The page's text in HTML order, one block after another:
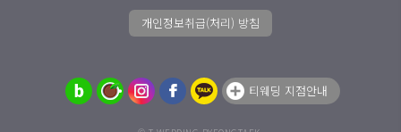
개인정보취급(처리) 방침
티웨딩 지점안내